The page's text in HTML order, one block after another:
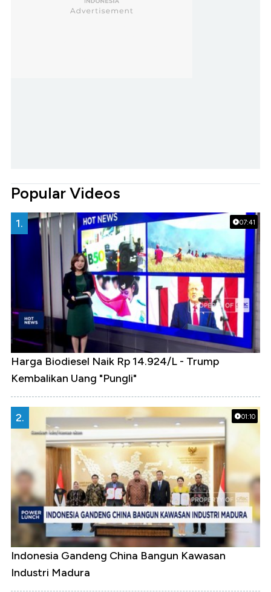
Popular Videos
07:41
1.
Harga Biodiesel Naik Rp 14.924/L - Trump
Kembalikan Uang "Pungli"
01:10
2.
Indonesia Gandeng China Bangun Kawasan
Industri Madura